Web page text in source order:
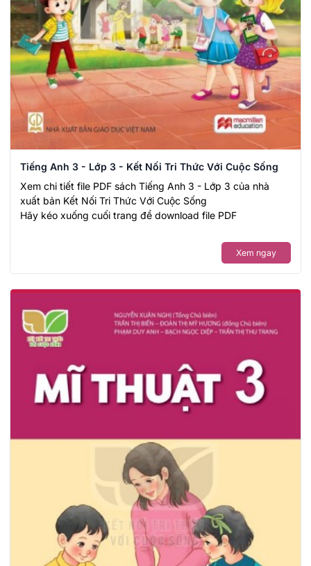
Tiếng Anh 3 - Lớp 3 - Kết Nối Tri Thức Với Cuộc Sống
Xem chi tiết file PDF sách Tiếng Anh 3 - Lớp 3 của nhà
xuất bản Kết Nối Tri Thức Với Cuộc Sống
Hãy kéo xuống cuối trang để download file PDF
Xem ngay